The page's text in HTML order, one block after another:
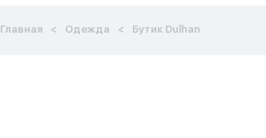
Главная Одежда Бутик Dulhan